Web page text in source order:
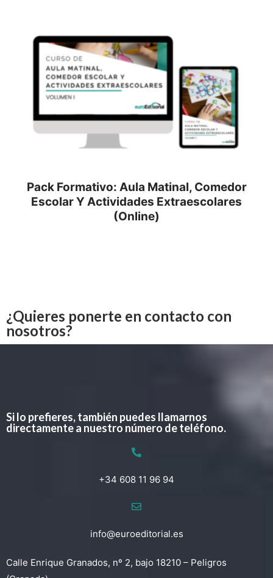
Pack Formativo: Aula Matinal, Comedor
Escolar Y Actividades Extraescolares
(Online)
¿Quieres ponerte en contacto con
nosotros?
Si lo prefieres, también puedes llamarnos
directamente a nuestro número de teléfono.
+34 608 11 96 94
info@euroeditorial.es
Calle Enrique Granados, nº 2, bajo 18210 – Peligros